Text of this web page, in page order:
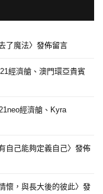
了魔法〉發佈留言
經濟艙、澳門環亞貴賓
經濟艙、Kyra
自己能夠定義自己〉發佈
懷，與長大後的彼此〉發